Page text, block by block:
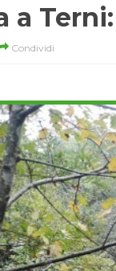
a
Condividi